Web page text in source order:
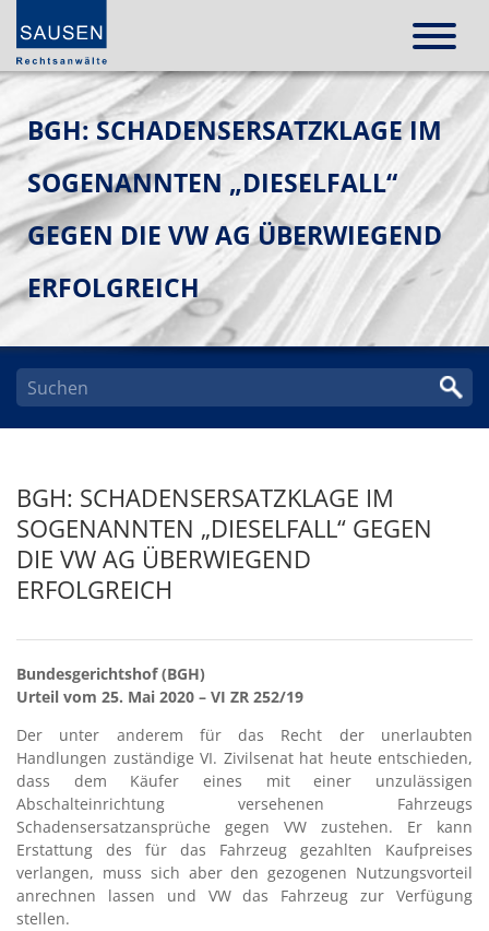
BGH: SCHADENSERSATZKLAGE IM
SOGENANNTEN „DIESELFALL“
GEGEN DIE VW AG ÜBERWIEGEND
ERFOLGREICH
BGH: SCHADENSERSATZKLAGE IM
SOGENANNTEN „DIESELFALL“ GEGEN
DIE VW AG ÜBERWIEGEND
ERFOLGREICH
Bundesgerichtshof (BGH)
Urteil vom 25. Mai 2020 – VI ZR 252/19
Der unter anderem für das Recht der unerlaubten
Handlungen zuständige VI. Zivilsenat hat heute entschieden,
dass dem Käufer eines mit einer unzulässigen
Abschalteinrichtung versehenen Fahrzeugs
Schadensersatzansprüche gegen VW zustehen. Er kann
Erstattung des für das Fahrzeug gezahlten Kaufpreises
verlangen, muss sich aber den gezogenen Nutzungsvorteil
anrechnen lassen und VW das Fahrzeug zur Verfügung
stellen.